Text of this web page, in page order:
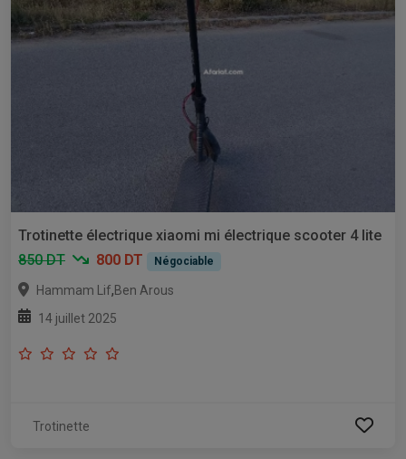
Trotinette électrique xiaomi mi électrique scooter 4 lite
850 DT
800 DT Négociable
Hammam Lif,Ben Arous
14 juillet 2025
Trotinette